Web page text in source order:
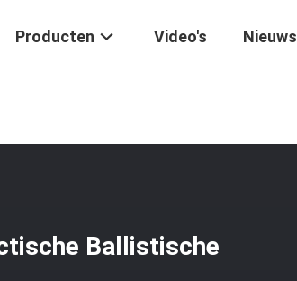
Producten Video's Nieuws
Ballistische